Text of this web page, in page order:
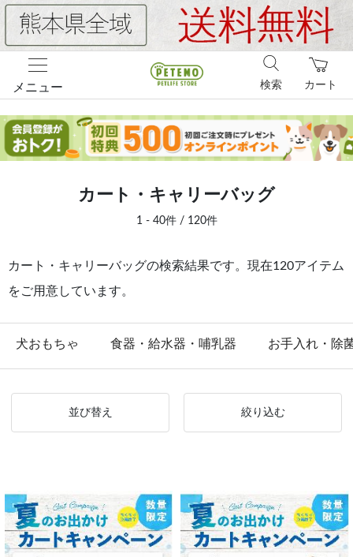
メニュー カート
検索
カート・キャリーバッグ
1 - 40件 / 120件
カート・キャリーバッグの検索結果です。現在120アイテム
をご用意しています。
犬おもちゃ 食器・給水器・哺乳器 お手入れ・除
並び替え 絞り込む